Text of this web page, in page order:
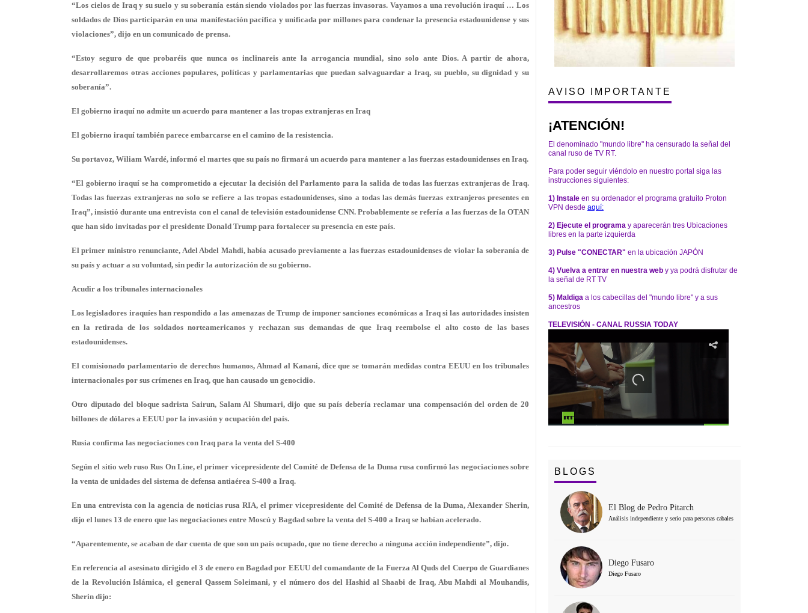
“Los cielos de Iraq y su suelo y su soberanía están siendo violados por las fuerzas invasoras. Vayamos a una revolución iraquí … Los
soldados de Dios participarán en una manifestación pacífica y unificada por millones para condenar la presencia estadounidense y sus
violaciones”, dijo en un comunicado de prensa.
“Estoy seguro de que probaréis que nunca os inclinareis ante la arrogancia mundial, sino solo ante Dios. A partir de ahora,
desarrollaremos otras acciones populares, políticas y parlamentarias que puedan salvaguardar a Iraq, su pueblo, su dignidad y su
soberanía”.
El gobierno iraquí no admite un acuerdo para mantener a las tropas extranjeras en Iraq
El gobierno iraquí también parece embarcarse en el camino de la resistencia.
Su portavoz, Wiliam Wardé, informó el martes que su país no firmará un acuerdo para mantener a las fuerzas estadounidenses en Iraq.
“El gobierno iraquí se ha comprometido a ejecutar la decisión del Parlamento para la salida de todas las fuerzas extranjeras de Iraq.
Todas las fuerzas extranjeras no solo se refiere a las tropas estadounidenses, sino a todas las demás fuerzas extranjeros presentes en
Iraq”, insistió durante una entrevista con el canal de televisión estadounidense CNN. Probablemente se refería a las fuerzas de la OTAN
que han sido invitadas por el presidente Donald Trump para fortalecer su presencia en este país.
El primer ministro renunciante, Adel Abdel Mahdi, había acusado previamente a las fuerzas estadounidenses de violar la soberanía de
su país y actuar a su voluntad, sin pedir la autorización de su gobierno.
Acudir a los tribunales internacionales
Los legisladores iraquíes han respondido a las amenazas de Trump de imponer sanciones económicas a Iraq si las autoridades insisten
en la retirada de los soldados norteamericanos y rechazan sus demandas de que Iraq reembolse el alto costo de las bases
estadounidenses.
El comisionado parlamentario de derechos humanos, Ahmad al Kanani, dice que se tomarán medidas contra EEUU en los tribunales
internacionales por sus crímenes en Iraq, que han causado un genocidio.
Otro diputado del bloque sadrista Sairun, Salam Al Shumari, dijo que su país debería reclamar una compensación del orden de 20
billones de dólares a EEUU por la invasión y ocupación del país.
Rusia confirma las negociaciones con Iraq para la venta del S-400
Según el sitio web ruso Rus On Line, el primer vicepresidente del Comité de Defensa de la Duma rusa confirmó las negociaciones sobre
la venta de unidades del sistema de defensa antiaérea S-400 a Iraq.
En una entrevista con la agencia de noticias rusa RIA, el primer vicepresidente del Comité de Defensa de la Duma, Alexander Sherin,
dijo el lunes 13 de enero que las negociaciones entre Moscú y Bagdad sobre la venta del S-400 a Iraq se habían acelerado.
“Aparentemente, se acaban de dar cuenta de que son un país ocupado, que no tiene derecho a ninguna acción independiente”, dijo.
En referencia al asesinato dirigido el 3 de enero en Bagdad por EEUU del comandante de la Fuerza Al Quds del Cuerpo de Guardianes
de la Revolución Islámica, el general Qassem Soleimani, y el número dos del Hashid al Shaabi de Iraq, Abu Mahdi al Mouhandis,
Sherin dijo:
AVISO IMPORTANTE
¡ATENCIÓN!
El denominado "mundo libre" ha censurado la señal del
canal ruso de TV RT.
Para poder seguir viéndolo en nuestro portal siga las
instrucciones siguientes:
1) Instale en su ordenador el programa gratuito Proton
VPN desde aquí:
2) Ejecute el programa y aparecerán tres Ubicaciones
libres en la parte izquierda
3) Pulse "CONECTAR" en la ubicación JAPÓN
4) Vuelva a entrar en nuestra web y ya podrá disfrutar de
la señal de RT TV
5) Maldiga a los cabecillas del "mundo libre" y a sus
ancestros
TELEVISIÓN - CANAL RUSSIA TODAY
BLOGS
El Blog de Pedro Pitarch
Análisis independiente y serio para personas cabales
Diego Fusaro
Diego Fusaro